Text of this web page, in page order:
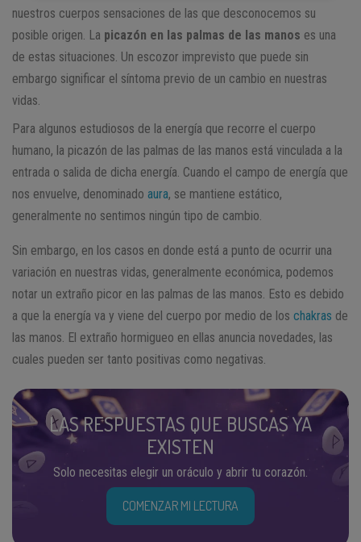
nuestros cuerpos sensaciones de las que desconocemos su
posible origen. La picazón en las palmas de las manos es una
de estas situaciones. Un escozor imprevisto que puede sin
embargo significar el síntoma previo de un cambio en nuestras
vidas.
Para algunos estudiosos de la energía que recorre el cuerpo
humano, la picazón de las palmas de las manos está vinculada a la
entrada o salida de dicha energía. Cuando el campo de energía que
nos envuelve, denominado aura, se mantiene estático,
generalmente no sentimos ningún tipo de cambio.
Sin embargo, en los casos en donde está a punto de ocurrir una
variación en nuestras vidas, generalmente económica, podemos
notar un extraño picor en las palmas de las manos. Esto es debido
a que la energía va y viene del cuerpo por medio de los chakras de
las manos. El extraño hormigueo en ellas anuncia novedades, las
cuales pueden ser tanto positivas como negativas.
LAS RESPUESTAS QUE BUSCAS YA
EXISTEN
Solo necesitas elegir un oráculo y abrir tu corazón.
COMENZAR MI LECTURA